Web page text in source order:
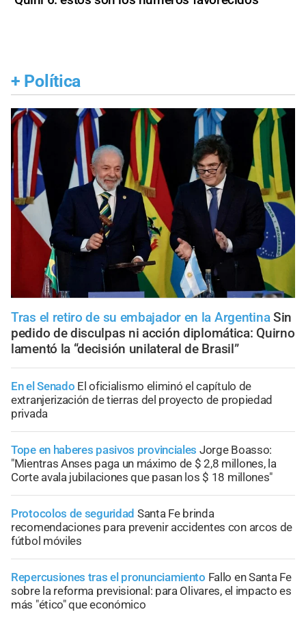
+ Política
Tras el retiro de su embajador en la Argentina Sin
pedido de disculpas ni acción diplomática: Quirno
lamentó la “decisión unilateral de Brasil”
En el Senado El oficialismo eliminó el capítulo de
extranjerización de tierras del proyecto de propiedad
privada
Tope en haberes pasivos provinciales Jorge Boasso:
"Mientras Anses paga un máximo de $ 2,8 millones, la
Corte avala jubilaciones que pasan los $ 18 millones"
Protocolos de seguridad Santa Fe brinda
recomendaciones para prevenir accidentes con arcos de
fútbol móviles
Repercusiones tras el pronunciamiento Fallo en Santa Fe
sobre la reforma previsional: para Olivares, el impacto es
más "ético" que económico